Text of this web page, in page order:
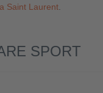
Saint Laurent.
SPORT